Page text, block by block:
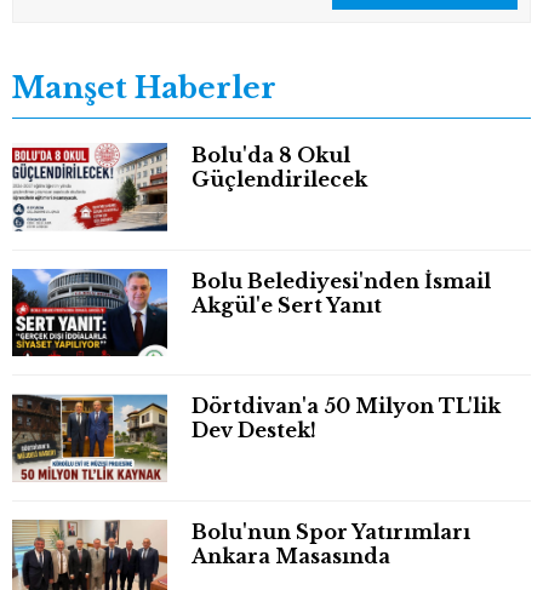
Manşet Haberler
Bolu'da 8 Okul
Güçlendirilecek
Bolu Belediyesi'nden İsmail
Akgül'e Sert Yanıt
Dörtdivan'a 50 Milyon TL'lik
Dev Destek!
Bolu'nun Spor Yatırımları
Ankara Masasında